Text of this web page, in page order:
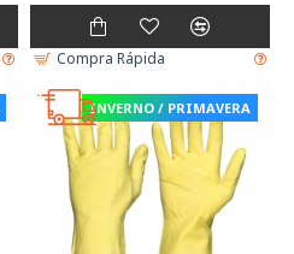
Compra Rápida
INVERNO / PRIMAVERA